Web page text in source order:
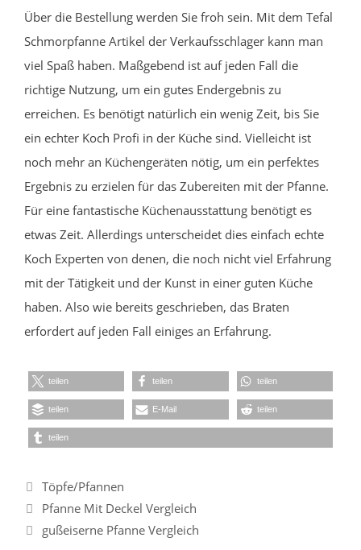
Über die Bestellung werden Sie froh sein. Mit dem Tefal
Schmorpfanne Artikel der Verkaufsschlager kann man
viel Spaß haben. Maßgebend ist auf jeden Fall die
richtige Nutzung, um ein gutes Endergebnis zu
erreichen. Es benötigt natürlich ein wenig Zeit, bis Sie
ein echter Koch Profi in der Küche sind. Vielleicht ist
noch mehr an Küchengeräten nötig, um ein perfektes
Ergebnis zu erzielen für das Zubereiten mit der Pfanne.
Für eine fantastische Küchenausstattung benötigt es
etwas Zeit. Allerdings unterscheidet dies einfach echte
Koch Experten von denen, die noch nicht viel Erfahrung
mit der Tätigkeit und der Kunst in einer guten Küche
haben. Also wie bereits geschrieben, das Braten
erfordert auf jeden Fall einiges an Erfahrung.
teilen teilen teilen
teilen E-Mail teilen
teilen
Kategorien
Töpfe/Pfannen
Pfanne Mit Deckel Vergleich
gußeiserne Pfanne Vergleich